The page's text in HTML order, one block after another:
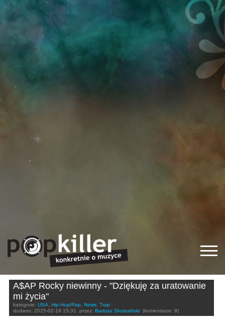
A$AP Rocky niewinny - "Dziękuję za uratowanie
mi życia"
kategorie: USA, Hip-Hop/Rap, News, Trap
dodano: 2025-02-19 15:31 przez: Bartosz Skolasiński (komentarze: 9)